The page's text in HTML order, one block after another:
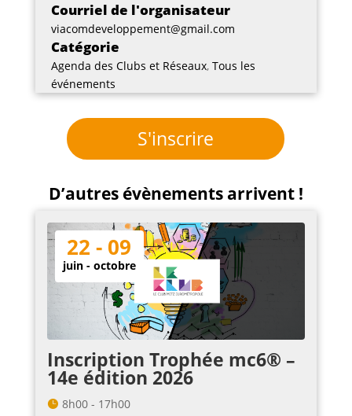
Courriel de l'organisateur
viacomdeveloppement@gmail.com
Catégorie
Agenda des Clubs et Réseaux, Tous les
événements
S'inscrire
D’autres évènements arrivent !
22 - 09
juin - octobre
Inscription Trophée mc6® –
14e édition 2026
8h00 - 17h00